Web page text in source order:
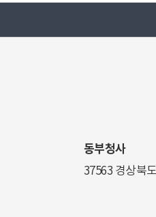
동부청사
37563 경상북